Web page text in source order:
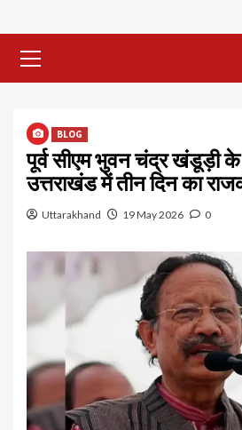
Menu
BLOG
पूर्व सीएम भुवन चंद्र खंडूड़ी
उत्तराखंड में तीन दिन का
Uttarakhand 19 May 2026 0